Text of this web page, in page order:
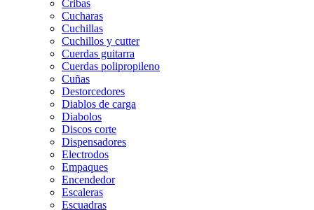
Cribas
Cucharas
Cuchillas
Cuchillos y cutter
Cuerdas guitarra
Cuerdas polipropileno
Cuñas
Destorcedores
Diablos de carga
Diabolos
Discos corte
Dispensadores
Electrodos
Empaques
Encendedor
Escaleras
Escuadras